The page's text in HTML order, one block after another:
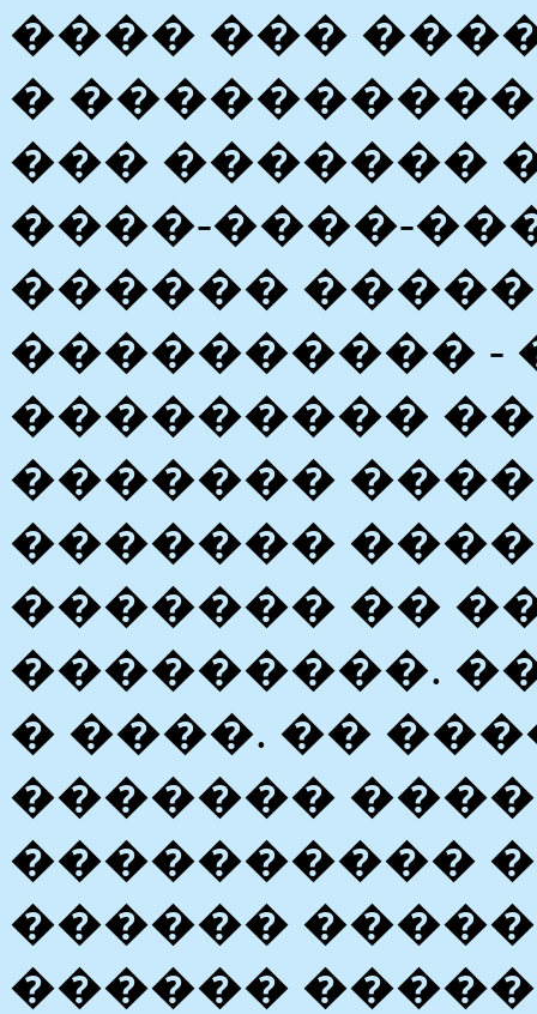
���� ���
�
��� �������
����-����-
������
���������� -
���������
�������
�������
������� ��
���������.
� ����. ��
�������
����������
������
������